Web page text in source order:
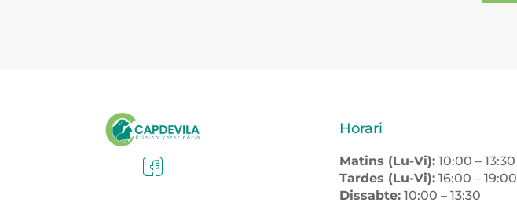
Horari
Matins (Lu-Vi): 10:00 – 13:30
Tardes (Lu-Vi): 16:00 – 19:00
Dissabte: 10:00 – 13:30